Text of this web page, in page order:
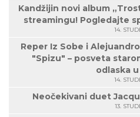
Kandžijin novi album
streamingu! Pogledajte
14.
Reper Iz Sobe i
"Spizu" – posveta
odlaska
14.
Neočekivani duet
13.